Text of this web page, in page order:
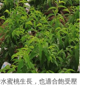
蜜桃生長，也適合飽受壓